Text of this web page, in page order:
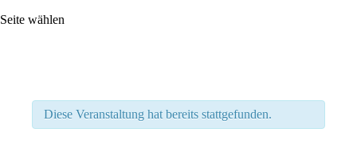
Seite wählen
Diese Veranstaltung hat bereits stattgefunden.